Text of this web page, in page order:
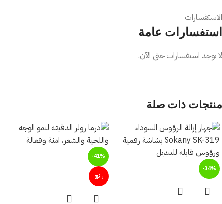
سياسة الإلغاء / الإرجاع / الاستبدال
يمكنك طلب الإرجاع في غضون 14 يومًا من استلام طلبك ... المزيد
الاستفسارات
استفسارات عامة
لا توجد استفسارات حتى الآن.
منتجات ذات صلة
-34%
-41%
رائج